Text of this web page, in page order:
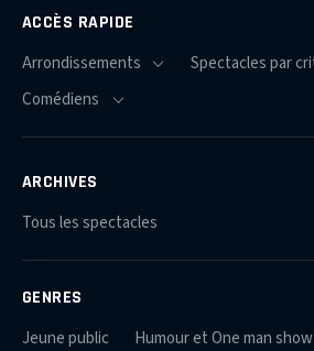
ACCÈS RAPIDE
ARCHIVES
Tous les spectacles
GENRES
Jeune public
Humour et One man show